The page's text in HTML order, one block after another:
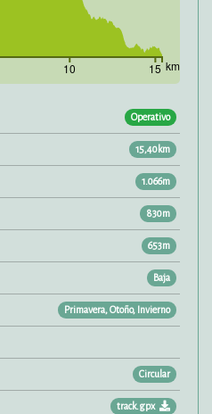
10 15 km
Operativo
15,40km
1.066m
830m
653m
Baja
Primavera, Otoño, Invierno
Circular
track.gpx